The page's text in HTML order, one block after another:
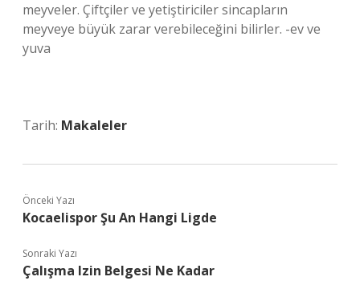
meyveler. Çiftçiler ve yetiştiriciler sincapların
meyveye büyük zarar verebileceğini bilirler. -ev ve
yuva
Tarih: Makaleler
Önceki Yazı
Kocaelispor Şu An Hangi Ligde
Sonraki Yazı
Çalışma Izin Belgesi Ne Kadar